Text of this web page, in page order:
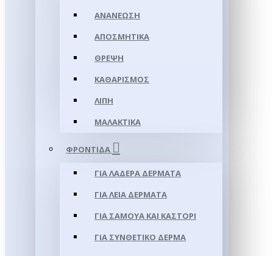
ΑΝΑΝΈΩΣΗ
ΑΠΟΣΜΗΤΙΚΆ
ΘΡΈΨΗ
ΚΑΘΑΡΙΣΜΌΣ
ΛΊΠΗ
ΜΑΛΑΚΤΙΚΆ
ΦΡΟΝΤΊΔΑ
ΓΙΑ ΛΑΔΕΡΆ ΔΈΡΜΑΤΑ
ΓΙΑ ΛΕΊΑ ΔΈΡΜΑΤΑ
ΓΙΑ ΣΑΜΟΥΑ ΚΑΙ ΚΑΣΤΌΡΙ
ΓΙΑ ΣΥΝΘΕΤΙΚΌ ΔΈΡΜΑ